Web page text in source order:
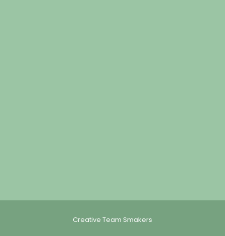
Creative Team Smakers